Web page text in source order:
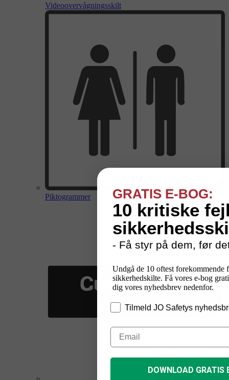
Videoovervågningsskilt
Piktogrammer GRATIS E-BOG:
10 kritiske
- Få styr på dem, før
Undgå de 10 oftest forekommende
sikkerhedskilte. Få vores e-bog
dig vores nyhedsbrev nedenfor.
Tilmeld JO Safetys
DOWNLOAD GRATIS